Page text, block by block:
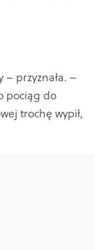
przyznała. –
pociąg do
trochę wypił,